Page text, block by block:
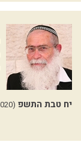
יח טבת התשפ (15.01.2020)